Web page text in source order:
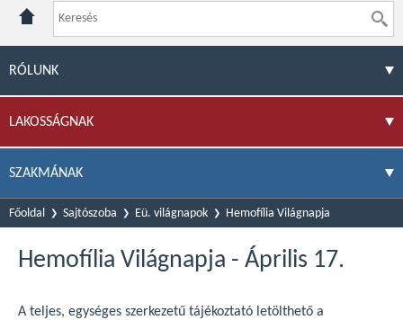
RÓLUNK
LAKOSSÁGNAK
SZAKMÁNAK
Főoldal Sajtószoba Eü. világnapok Hemofília Világnapja
Hemofília Világnapja - Április 17.
A teljes, egységes szerkezetű tájékoztató letölthető a